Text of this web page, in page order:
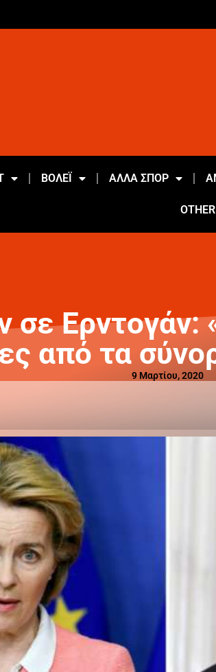
ΒΟΛΕΪ ΑΛΛΑ ΣΠΟΡ
σε
από τα
9 Μαρτίου, 2020